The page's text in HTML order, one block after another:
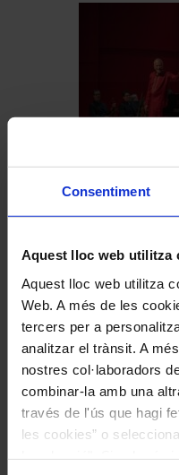
Consentiment
Aquest lloc web utilitza
Aquest lloc web utilitza
Web. A més de les
tercers per a
analitzar el trànsit. A
nostres col·laboradors
combinar-la amb una
través de l'ús que hagi
les cookies” o
Concerts
voltatge